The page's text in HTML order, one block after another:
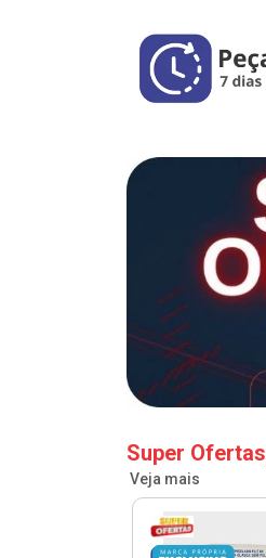
Super Ofertas
Veja mais